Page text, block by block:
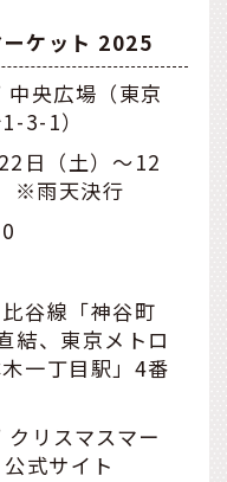
ケット 2025
中央広場（東京
3-1）
日（土）～12
※雨天決行
谷線「神谷町
結、東京メトロ
一丁目駅」4番
リスマスマー
式サイト